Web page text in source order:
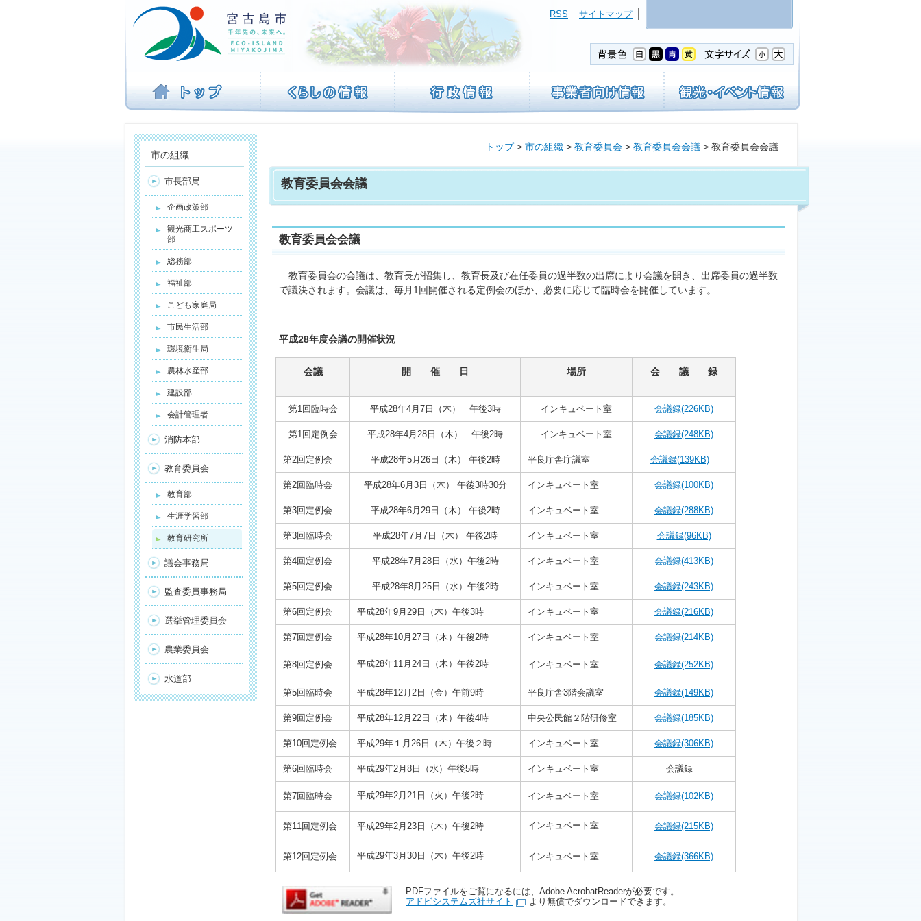
ビ
を
ば
す
サイトマップ
RSS
トップ> 市の組織 > 教育委員会 > 教育委員会会議 > 教育委員会会議
教育委員会会議
教育委員会会議
教育委員会の会議は、教育長が招集し、教育長及び在任委員の過半数の出席により会議を開き、出席委員の過半数
で議決されます。会議は、毎月1回開催される定例会のほか、必要に応じて臨時会を開催しています。
平成28年度会議の開催状況
会議 開 催 日 場所 会 議 録
第1回臨時会 平成28年4月7日（木） 午後3時 インキュベート室 会議録(226KB)
第1回定例会 平成28年4月28日（木） 午後2時 インキュベート室 会議録(248KB)
第2回定例会 平成28年5月26日（木） 午後2時 平良庁舎庁議室 会議録(139KB)
第2回臨時会 平成28年6月3日（木） 午後3時30分 インキュベート室 会議録(100KB)
第3回定例会 平成28年6月29日（木） 午後2時 インキュベート室 会議録(288KB)
第3回臨時会 平成28年7月7日（木） 午後2時 インキュベート室 会議録(96KB)
第4回定例会 平成28年7月28日（水）午後2時 インキュベート室 会議録(413KB)
第5回定例会 平成28年8月25日（水）午後2時 インキュベート室 会議録(243KB)
第6回定例会 平成28年9月29日（木）午後3時 インキュベート室 会議録(216KB)
第7回定例会 平成28年10月27日（木）午後2時 インキュベート室 会議録(214KB)
第8回定例会 平成28年11月24日（木）午後2時 インキュベート室 会議録(252KB)
第5回臨時会 平成28年12月2日（金）午前9時 平良庁舎3階会議室 会議録(149KB)
第9回定例会 平成28年12月22日（木）午後4時 中央公民館２階研修室 会議録(185KB)
第10回定例会 平成29年１月26日（木）午後２時 インキュベート室 会議録(306KB)
第6回臨時会 平成29年2月8日（水）午後5時 インキュベート室 会議録
第7回臨時会 平成29年2月21日（火）午後2時 インキュベート室 会議録(102KB)
第11回定例会 平成29年2月23日（木）午後2時 インキュベート室 会議録(215KB)
第12回定例会 平成29年3月30日（木）午後2時 インキュベート室 会議録(366KB)
PDFファイルをご覧になるには、Adobe AcrobatReaderが必要です。
アドビシステムズ社サイト
より無償でダウンロードできます。
市の組織
市長部局
企画政策部
観光商工スポーツ
部
総務部
福祉部
こども家庭局
市民生活部
環境衛生局
農林水産部
建設部
会計管理者
消防本部
教育委員会
教育部
生涯学習部
教育研究所
議会事務局
監査委員事務局
選挙管理委員会
農業委員会
水道部